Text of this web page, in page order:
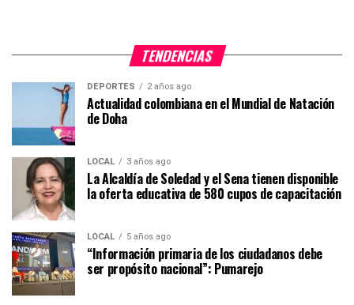
TENDENCIAS
DEPORTES 2 años ago
Actualidad colombiana en el Mundial de Natación
de Doha
LOCAL 3 años ago
La Alcaldía de Soledad y el Sena tienen disponible
la oferta educativa de 580 cupos de capacitación
LOCAL 5 años ago
“Información primaria de los ciudadanos debe
ser propósito nacional”: Pumarejo